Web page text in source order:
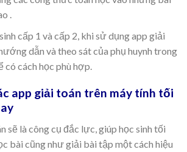
.
cấp 1 và cấp 2, khi sử dụng app giải
dẫn và theo sát của phụ huynh trong
cách học phù hợp.
app giải toán trên máy tính tối
sẽ là công cụ đắc lực, giúp học sinh tối
bài cũng như giải bài tập một cách hiệu